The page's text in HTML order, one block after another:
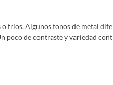
fríos. Algunos tonos de metal
poco de contraste y variedad